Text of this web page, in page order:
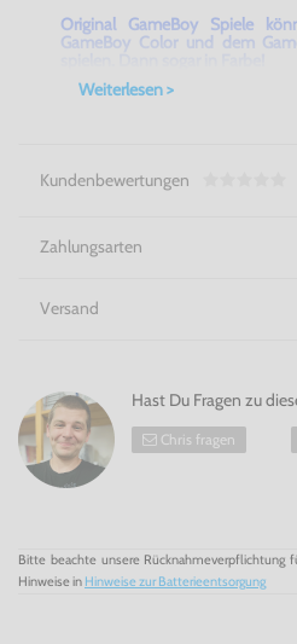
Original GameBoy Spiele
GameBoy Color und dem
Weiterlesen >
Kundenbewertungen
Zahlungsarten
Versand
Hast Du Fragen zu
Chris fragen
Bitte beachte unsere Rücknahmeverpflichtung
Hinweise in Hinweise zur Batterieentsorgung